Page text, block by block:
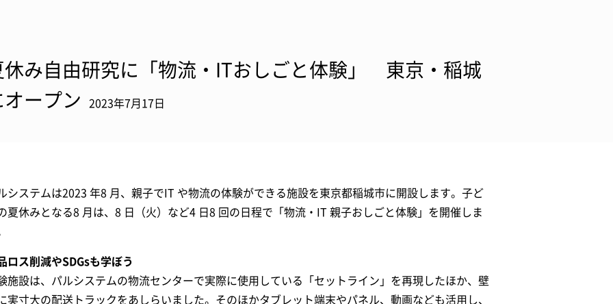
休み自由研究に「物流・ITおしごと体験」 東京・稲城
オープン
2023年7月17日
システムは2023 年8 月、親子でIT や物流の体験ができる施設を東京都稲城市に開設します。子ど
夏休みとなる8 月は、8 日（火）など4 日8 回の日程で「物流・IT 親子おしごと体験」を開催しま
ロス削減やSDGsも学ぼう
施設は、パルシステムの物流センターで実際に使用している「セットライン」を再現したほか、壁
実寸大の配送トラックをあしらいました。そのほかタブレット端末やパネル、動画なども活用し、